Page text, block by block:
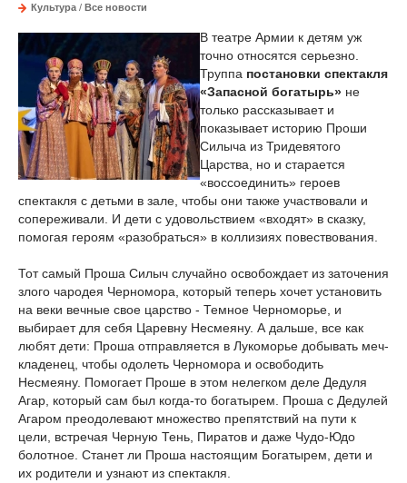
Культура / Все новости
В театре Армии к детям уж
точно относятся серьезно.
Труппа постановки спектакля
«Запасной богатырь» не
только рассказывает и
показывает историю Проши
Силыча из Тридевятого
Царства, но и старается
«воссоединить» героев
спектакля с детьми в зале, чтобы они также участвовали и
сопереживали. И дети с удовольствием «входят» в сказку,
помогая героям «разобраться» в коллизиях повествования.
Тот самый Проша Силыч случайно освобождает из заточения
злого чародея Черномора, который теперь хочет установить
на веки вечные свое царство - Темное Черноморье, и
выбирает для себя Царевну Несмеяну. А дальше, все как
любят дети: Проша отправляется в Лукоморье добывать меч-
кладенец, чтобы одолеть Черномора и освободить
Несмеяну. Помогает Проше в этом нелегком деле Дедуля
Агар, который сам был когда-то богатырем. Проша с Дедулей
Агаром преодолевают множество препятствий на пути к
цели, встречая Черную Тень, Пиратов и даже Чудо-Юдо
болотное. Станет ли Проша настоящим Богатырем, дети и
их родители и узнают из спектакля.